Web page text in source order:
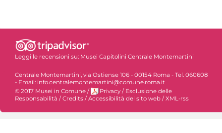
Leggi le recensioni su: Musei Capitolini Centrale Montemartini
Centrale Montemartini, via Ostiense 106 - 00154 Roma - Tel. 060608
- Email: info.centralemontemartini@comune.roma.it
© 2017 Musei in Comune / Privacy / Esclusione delle
Responsabilità /Credits /Accessibilità del sito web /XML-rss